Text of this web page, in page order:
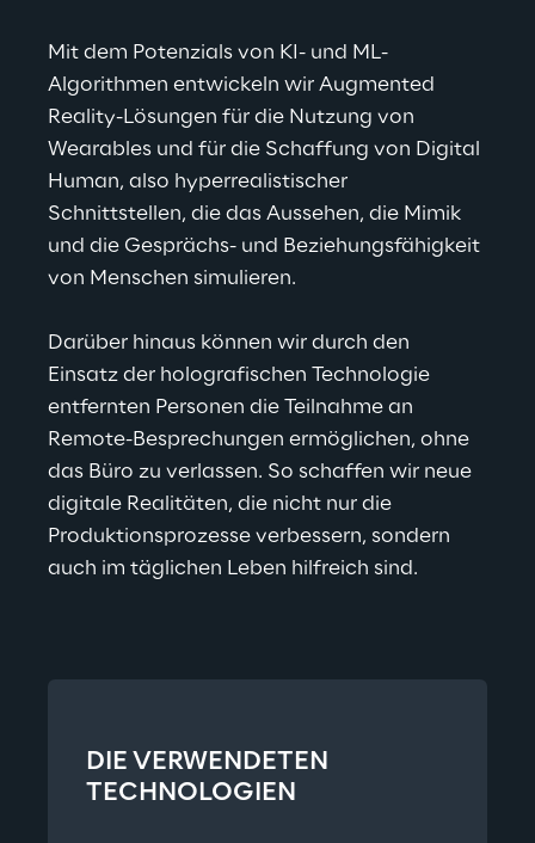
Mit dem Potenzials von KI- und ML-
Algorithmen entwickeln wir Augmented
Reality-Lösungen für die Nutzung von
Wearables und für die Schaffung von Digital
Human, also hyperrealistischer
Schnittstellen, die das Aussehen, die Mimik
und die Gesprächs- und Beziehungsfähigkeit
von Menschen simulieren.
Darüber hinaus können wir durch den
Einsatz der holografischen Technologie
entfernten Personen die Teilnahme an
Remote-Besprechungen ermöglichen, ohne
das Büro zu verlassen. So schaffen wir neue
digitale Realitäten, die nicht nur die
Produktionsprozesse verbessern, sondern
auch im täglichen Leben hilfreich sind.
DIE VERWENDETEN
TECHNOLOGIEN